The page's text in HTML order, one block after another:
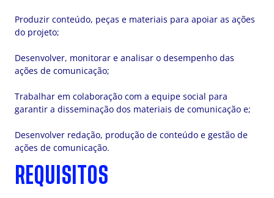
Produzir conteúdo, peças e materiais para apoiar as ações
do projeto;
Desenvolver, monitorar e analisar o desempenho das
ações de comunicação;
Trabalhar em colaboração com a equipe social para
garantir a disseminação dos materiais de comunicação e;
Desenvolver redação, produção de conteúdo e gestão de
ações de comunicação.
REQUISITOS